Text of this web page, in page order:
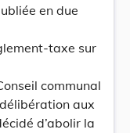
en due
taxe sur
communal
aux
d’abolir la